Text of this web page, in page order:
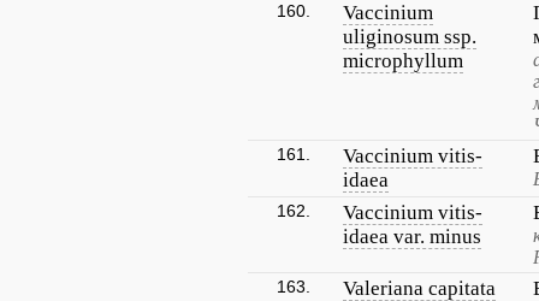
160.
Vaccinium
uliginosum ssp.
microphyllum
161.
Vaccinium vitis-
idaea
162.
Vaccinium vitis-
idaea var. minus
163. Valeriana capitata